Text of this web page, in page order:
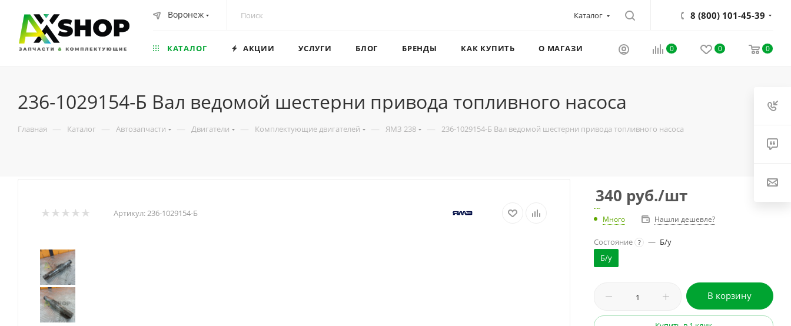
Воронеж Каталог 8 (800) 101-45-39
0 0 0
КАТАЛОГ АКЦИИ УСЛУГИ БЛОГ БРЕНДЫ КАК КУПИТЬ О МАГАЗИНЕ
236-1029154-Б Вал ведомой шестерни привода топливного насоса
Главная — Каталог — Автозапчасти — Двигатели — Комплектующие двигателей — ЯМЗ 238 — 236-1029154-Б Вал ведомой шестерни привода топливного насоса
Артикул:236-1029154-Б
340 руб./шт
Много Нашли дешевле?
Состояние ? — Б/у
Б/у
В корзину